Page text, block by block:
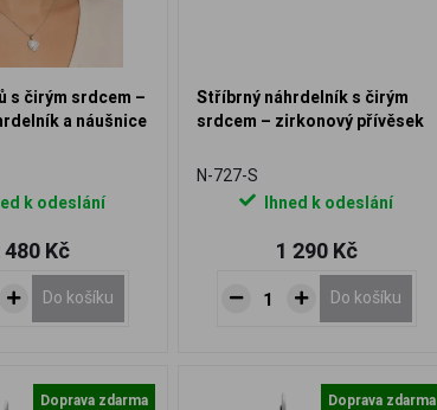
s čirým srdcem –
a náušnice
k odeslání
480 Kč
Do košíku
Stříbrný náhrdelník s čirým
srdcem – zirkonový přívěsek
N-727-S
Ihned k odeslání
1 290 Kč
Do košíku
Doprava zdarma Doprava zdarma